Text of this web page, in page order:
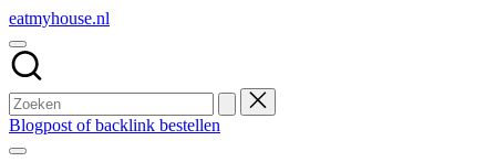
Ga
naar
de
inhoud
eatmyhouse.nl
Duurzaam
wonen
en
bouwen
Blogpost of backlink bestellen